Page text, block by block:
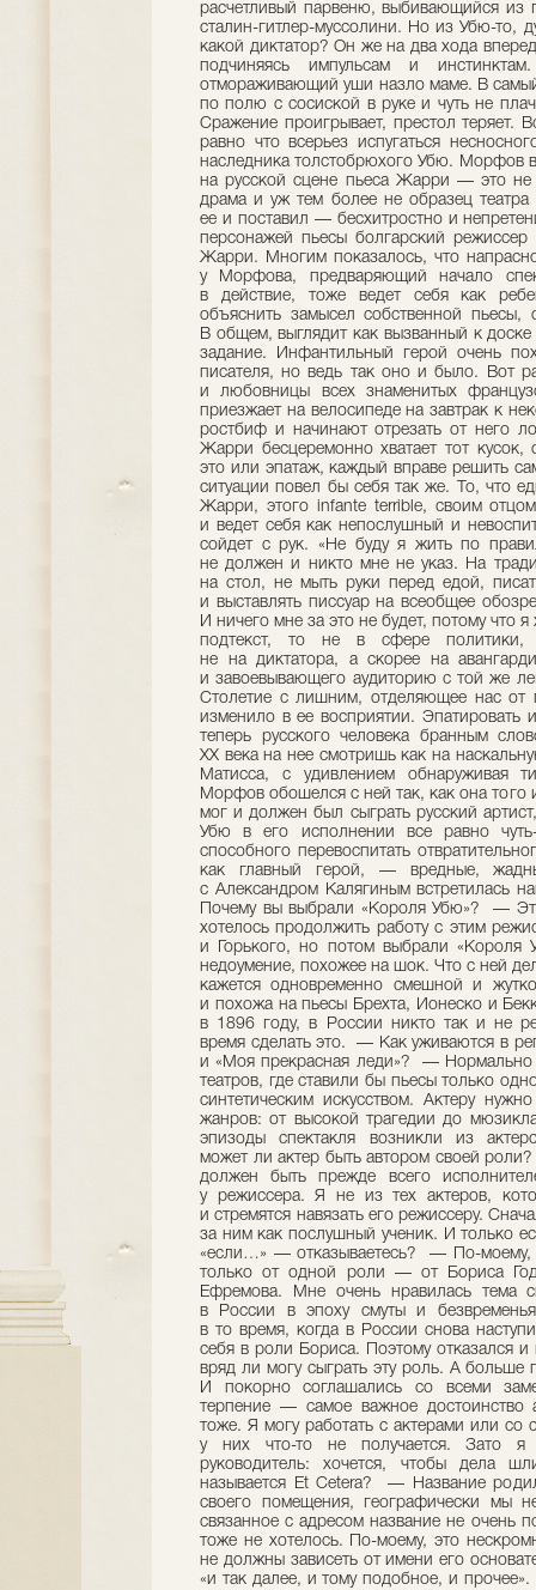
расчетливый парвеню, выбивающийся
сталин-гитлер-муссолини. Но из Убю-то,
какой диктатор? Он же на два хода
подчиняясь импульсам и
отмораживающий уши назло маме. В
по полю с сосиской в руке и чуть не
Сражение проигрывает, престол теряет.
равно что всерьез испугаться
наследника толстобрюхого Убю. Морфов
на русской сцене пьеса Жарри — это не
драма и уж тем более не образец театра
ее и поставил — бесхитростно и
персонажей пьесы болгарский
Жарри. Многим показалось, что
у Морфова, предваряющий начало
в действие, тоже ведет себя как
объяснить замысел собственной пьесы,
В общем, выглядит как вызванный к
задание. Инфантильный герой очень
писателя, но ведь так оно и было. Вот
и любовницы всех знаменитых
приезжает на велосипеде на завтрак к
ростбиф и начинают отрезать от него
Жарри бесцеремонно хватает тот кусок,
это или эпатаж, каждый вправе решить
ситуации повел бы себя так же. То, что
Жарри, этого infante terrible, своим
и ведет себя как непослушный и
сойдет с рук. «Не буду я жить по
не должен и никто мне не указ. На
на стол, не мыть руки перед едой,
и выставлять писсуар на всеобщее
И ничего мне за это не будет, потому что
подтекст, то не в сфере
не на диктатора, а скорее на
и завоевывающего аудиторию с той же
Столетие с лишним, отделяющее нас от
изменило в ее восприятии. Эпатировать
теперь русского человека бранным
ХХ века на нее смотришь как на
Матисса, с удивлением обнаруживая
Морфов обошелся с ней так, как она того
мог и должен был сыграть русский
Убю в его исполнении все равно
способного перевоспитать
как главный герой, — вредные,
с Александром Калягиным встретилась
Почему вы выбрали «Короля Убю»? —
хотелось продолжить работу с этим
и Горького, но потом выбрали «Короля
недоумение, похожее на шок. Что с ней
кажется одновременно смешной и
и похожа на пьесы Брехта, Ионеско и
в 1896 году, в России никто так и не
время сделать это. — Как уживаются в
и «Моя прекрасная леди»? — Нормально
театров, где ставили бы пьесы только
синтетическим искусством. Актеру
жанров: от высокой трагедии до
эпизоды спектакля возникли из
может ли актер быть автором своей
должен быть прежде всего
у режиссера. Я не из тех актеров,
и стремятся навязать его режиссеру.
за ним как послушный ученик. И только
«если…» — отказываетесь? — По-моему,
только от одной роли — от Бориса
Ефремова. Мне очень нравилась тема
в России в эпоху смуты и
в то время, когда в России снова
себя в роли Бориса. Поэтому отказался
вряд ли могу сыграть эту роль. А больше
И покорно соглашались со всеми
терпение — самое важное достоинство
тоже. Я могу работать с актерами или со
у них что-то не получается. Зато я
руководитель: хочется, чтобы дела
называется Et Cetera? — Название
своего помещения, географически мы
связанное с адресом название не очень
тоже не хотелось. По-моему, это
не должны зависеть от имени его
«и так далее, и тому подобное, и